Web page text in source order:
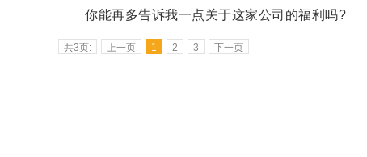
你能再多告诉我一点关于这家公司的福利吗?
共3页: 上一页 1 2 3 下一页